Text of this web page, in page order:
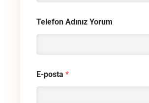
Telefon Adınız Yorum
E-posta *